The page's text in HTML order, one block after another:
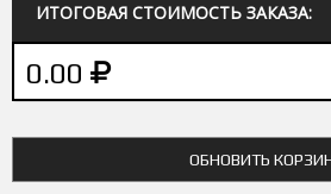
ИТОГОВАЯ СТОИМОСТЬ ЗАКАЗА:
0.00